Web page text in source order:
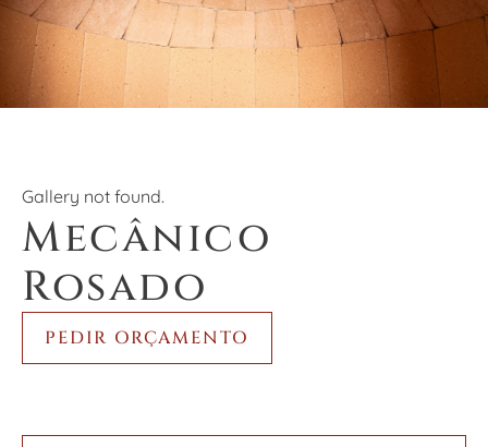
PT
EN
Gallery not found.
Mecânico
Rosado
PEDIR ORÇAMENTO